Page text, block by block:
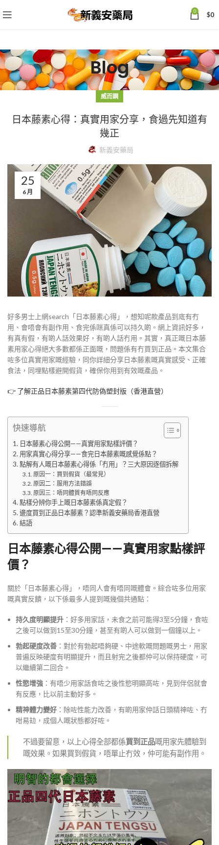
0 $0
Blog
威而鋼
日本藤素心得：真實用家分享，食過先知道有
幾正
新義安藥局
25
6 月
好多男士上網search「日本藤素心得」，想知呢款產品到底有冇
用、會唔會有副作用、食完係咪真係可以持久啲。網上資訊好多，
有真有假，有啲人話效果好，有啲人話冇用。其實，真正嘅日本藤
素用家心得絕大多數都係正面嘅，問題係有冇買到正品。本文集合
咗多位真實用家嘅經驗，同你詳細分享日本藤素嘅真實感受、正確
食法，同埋點樣避開假貨，確保你用到有效嘅產品。
👉 了解正品日本藤素第四代防偽塑封版（香港直營）
快速導航
日本藤素心得公開——真實用家點樣評價？
用家真實心得分享——食完日本藤素嘅感覺係點？
點解有人嘅日本藤素心得係「冇用」？三大原因逐個拆解
原因一：買到假貨（最常見）
原因二：服用方法錯誤
原因三：唔同體質有唔同反應
點樣分辨你手上嘅日本藤素係真定假？
邊度買到正品日本藤素？認準新義安藥局香港直營
結語
日本藤素心得公開——真實用家點樣評
價？
關於「日本藤素心得」，唔同人會有唔同嘅體會。綜合咗多位用家
嘅真實反饋，以下係最多人提到嘅幾個共通點：
持久度明顯提升 ：好多用家話，未食之前可能得3至5分鐘，食咗
之後可以做到15至30分鐘，甚至有啲人可以做到一個鐘以上 。
勃起硬度改善 ：對於有勃起唔夠硬、中途軟嘅問題嘅男士，用家
普遍反映硬度有明顯提升，而且射完之後都仲可以保持硬度，可
以繼續第二回合 。
性慾增強 ：有唔少用家話食咗之後性慾明顯高咗，見到伴侶就會
有反應，比以前主動好多 。
精神體力變好 ：除咗性能力改善，有啲用家仲話日頭精神咗、冇
咁易攰，成個人嘅狀態都好咗 。
不過要留意，以上心得全部都係買到正品嘅用家先體驗到
嘅效果。如果買到假貨，唔單止冇效，仲可能有副作用。